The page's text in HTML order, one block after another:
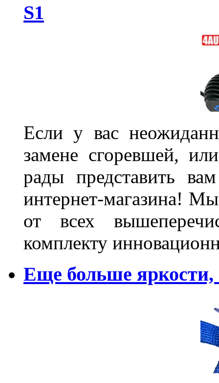
S1
Если у вас
замене сгоревшей,
рады представить
интернет-магазина!
от всех
комплекту
Еще больше